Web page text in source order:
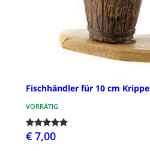
Fischhändler für 10 cm Krippe
VORRÄTIG
€ 7,00